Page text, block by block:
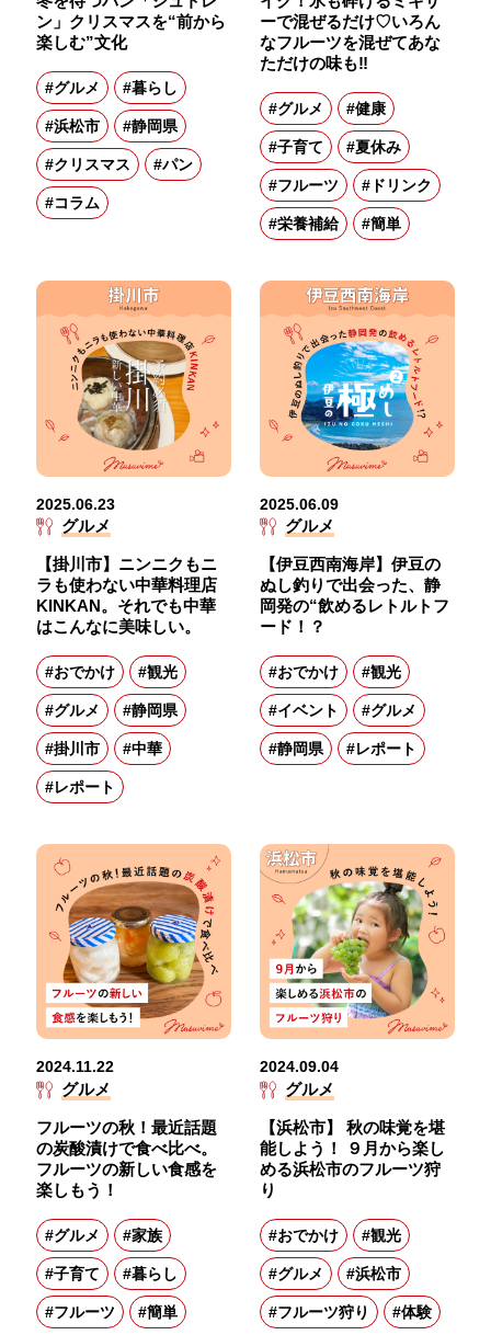
ン」クリスマスを“前から
楽しむ”文化
#グルメ #暮らし
#浜松市 #静岡県
#クリスマス #パン
#コラム
ーで混ぜるだけ♡いろん
なフルーツを混ぜてあな
ただけの味も‼
#グルメ #健康
#子育て #夏休み
#フルーツ #ドリンク
#栄養補給 #簡単
2025.06.23
グルメ
【掛川市】ニンニクもニ
ラも使わない中華料理店
KINKAN。それでも中華
はこんなに美味しい。
#おでかけ #観光
#グルメ #静岡県
#掛川市 #中華
#レポート
2025.06.09
グルメ
【伊豆西南海岸】伊豆の
ぬし釣りで出会った、静
岡発の“飲めるレトルトフ
ード！？
#おでかけ #観光
#イベント #グルメ
#静岡県 #レポート
2024.11.22
グルメ
フルーツの秋！最近話題
の炭酸漬けで食べ比べ。
フルーツの新しい食感を
楽しもう！
#グルメ #家族
#子育て #暮らし
#フルーツ #簡単
2024.09.04
グルメ
【浜松市】 秋の味覚を堪
能しよう！ ９月から楽し
める浜松市のフルーツ狩
り
#おでかけ #観光
#グルメ #浜松市
#フルーツ狩り #体験